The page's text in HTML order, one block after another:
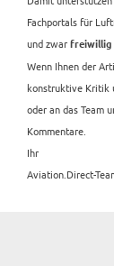
Fachportals für
und zwar freiwillig
Wenn Ihnen der
konstruktive Kritik
oder an das Team
Kommentare.
Ihr
Aviation.Direct-